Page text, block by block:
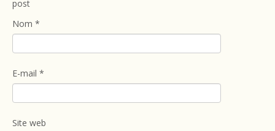
post
Nom *
E-mail *
Site web